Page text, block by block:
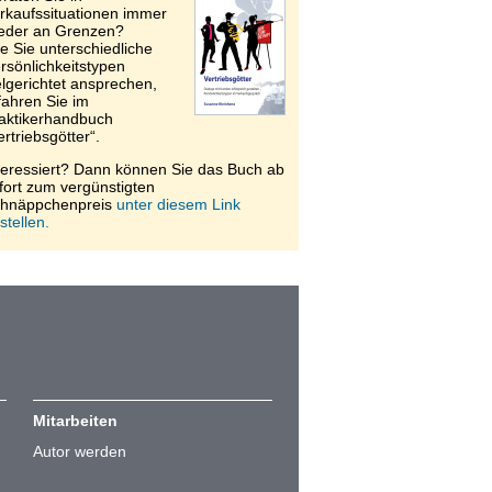
immer
an Grenzen?
Sie unterschiedliche
ansprechen,
Sie im
Dann können Sie das Buch ab
zum vergünstigten
unter diesem Link
Mitarbeiten
Autor werden